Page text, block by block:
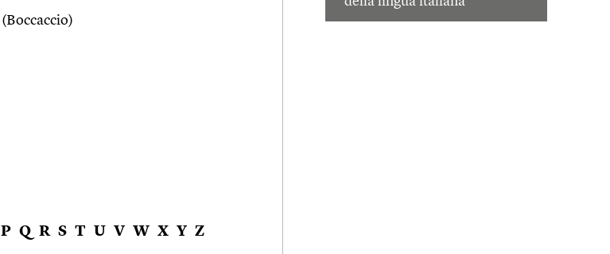
(Boccaccio)
P Q R S T U V W X Y Z